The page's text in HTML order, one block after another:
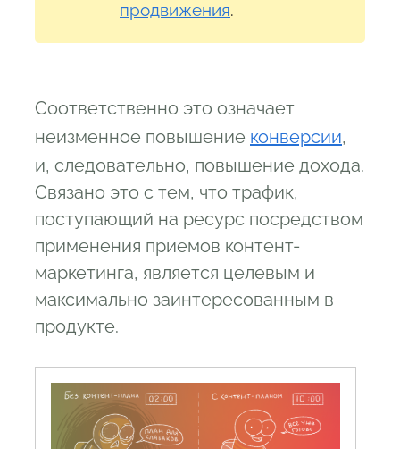
продвижения.
Соответственно это означает
неизменное повышение конверсии,
и, следовательно, повышение дохода.
Связано это с тем, что трафик,
поступающий на ресурс посредством
применения приемов контент-
маркетинга, является целевым и
максимально заинтересованным в
продукте.